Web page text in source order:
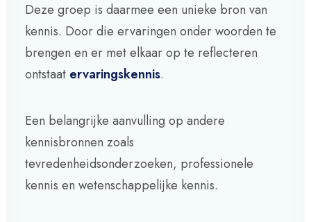
Deze groep is daarmee een unieke bron van
kennis. Door die ervaringen onder woorden te
brengen en er met elkaar op te reflecteren
ontstaat ervaringskennis.
Een belangrijke aanvulling op andere
kennisbronnen zoals
tevredenheidsonderzoeken, professionele
kennis en wetenschappelijke kennis.